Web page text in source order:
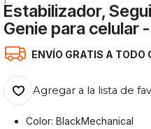
Estabilizador,
Genie para celular
ENVÍO GRATIS A TODO
Agregar a la lista de
Color: BlackMechanical